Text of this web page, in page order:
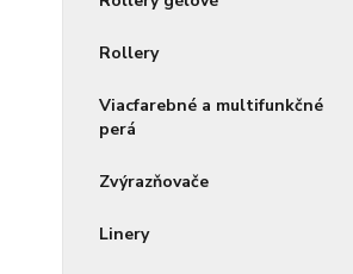
Rollery
Viacfarebné a multifunkčné
perá
Zvýrazňovače
Linery